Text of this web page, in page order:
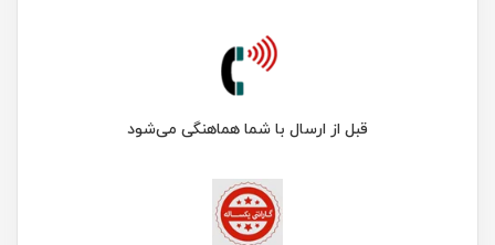
قبل از ارسال با شما هماهنگی می‌شود